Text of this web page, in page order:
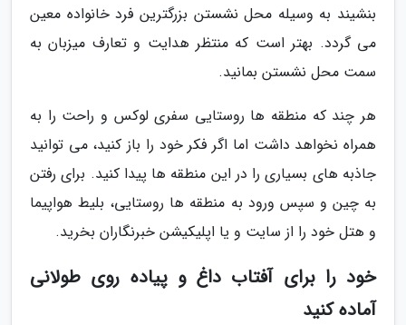
بنشیند به وسیله محل نشستن بزرگترین فرد خانواده معین
می گردد. بهتر است که منتظر هدایت و تعارف میزبان به
سمت محل نشستن بمانید.
هر چند که منطقه ها روستایی سفری لوکس و راحت را به
همراه نخواهد داشت اما اگر فکر خود را باز کنید، می توانید
جاذبه های بسیاری را در این منطقه ها پیدا کنید. برای رفتن
به چین و سپس ورود به منطقه ها روستایی، بلیط هواپیما
و هتل خود را از سایت و یا اپلیکیشن خبرنگاران بخرید.
خود را برای آفتاب داغ و پیاده روی طولانی
آماده کنید